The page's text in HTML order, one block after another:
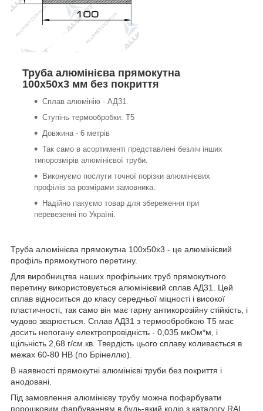
Труба алюмінієва прямокутна
100х50х3 мм без покриття
Сплав алюмінію - АД31.
Ступінь термообробки: Т5
Довжина - 6 метрів
Так само в асортименті представлені безліч інших
типорозмірів алюмінієвої труби.
Виконуємо послуги точної порізки алюмінієвих
профілів за розмірами замовника.
Надійно пакуємо товар для збереження при
перевезенні по Україні.
Труба алюмінієва прямокутна 100х50х3 - це алюмінієвий
профіль прямокутного перетину.
Для виробництва наших профільних труб прямокутного
перетину використовується алюмінієвий сплав АД31. Цей
сплав відноситься до класу середньої міцності і високої
пластичності, так само він має гарну антикорозійну стійкість, і
чудово зварюється. Сплав АД31 з термообробкою Т5 має
досить непогану електропровідність - 0,035 мкОм*м, і
щільність 2,68 г/см.кв. Твердість цього сплаву коливається в
межах 60-80 НВ (по Брінеллю).
В наявності прямокутні алюмінієві труби без покриття і
анодовані.
Під замовлення алюмінієву трубу можна пофарбувати
порошковим фарбуванням в будь-який колір з каталогу RAL.